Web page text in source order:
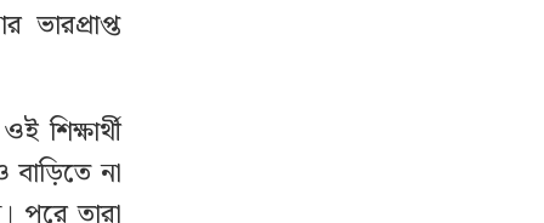
শিক্ষার্থী
না